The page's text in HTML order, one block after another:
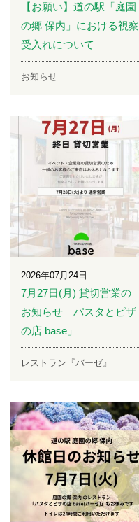
【お願い】道の駅「庭園
の郷 保内」における視察
受入れについて
お知らせ
2026年07月24日
7月27日(月) 貸切営業の
お知らせ｜パスタとピザ
の店 base」
レストラン『バーゼ』